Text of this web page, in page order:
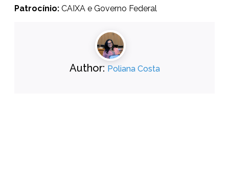
Patrocínio: CAIXA e Governo Federal
Author: Poliana Costa